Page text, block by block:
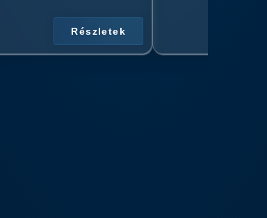
Részletek